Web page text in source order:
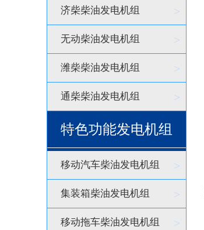
济柴柴油发电机组 >
无动柴油发电机组 >
潍柴柴油发电机组 >
通柴柴油发电机组 >
特色功能发电机组
移动汽车柴油发电机组 >
集装箱柴油发电机组 >
移动拖车柴油发电机组 >